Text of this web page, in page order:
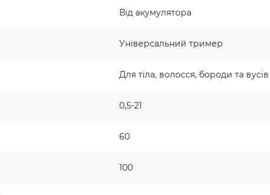
Від акумулятора
Універсальний тример
Для тіла, волосся, бороди та вусів
0,5-21
60
100